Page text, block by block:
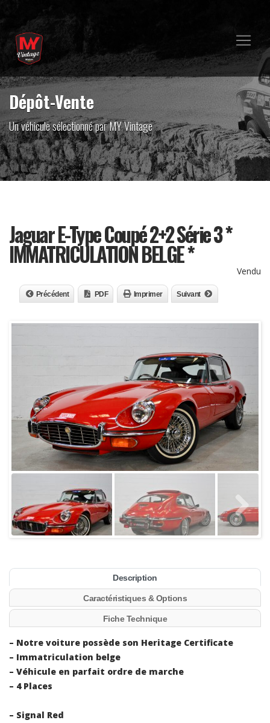
Dépôt-Vente
Un véhicule sélectionné par MY Vintage
Jaguar E-Type Coupé 2+2 Série 3 *
IMMATRICULATION BELGE *
Vendu
Précédent PDF Imprimer Suivant
Description
Caractéristiques & Options
Fiche Technique
– Notre voiture possède son Heritage Certificate
– Immatriculation belge
– Véhicule en parfait ordre de marche
– 4 Places
– Signal Red